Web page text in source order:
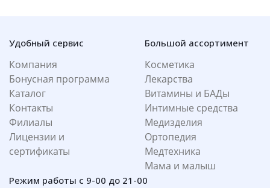
Удобный сервис
Компания
Бонусная программа
Каталог
Контакты
Филиалы
Лицензии и
сертификаты
Большой ассортимент
Косметика
Лекарства
Витамины и БАДы
Интимные средства
Медизделия
Ортопедия
Медтехника
Мама и малыш
Режим работы с 9-00 до 21-00